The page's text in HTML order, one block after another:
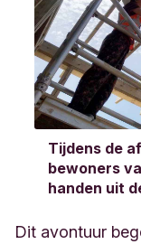
Tijdens de
bewoners
handen uit
Dit avontuur